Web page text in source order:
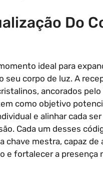
Do
ideal para
seu corpo de luz. A
ancorados pelo
como objetivo
e alinhar cada
Cada um desses
chave mestra, capaz de
e fortalecer a presença